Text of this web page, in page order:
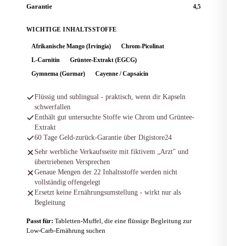
Garantie 4,5
WICHTIGE INHALTSSTOFFE
Afrikanische Mango (Irvingia)
Chrom-Picolinat
L-Carnitin
Grüntee-Extrakt (EGCG)
Gymnema (Gurmar)
Cayenne / Capsaicin
Flüssig und sublingual - praktisch, wenn dir Kapseln
schwerfallen
Enthält gut untersuchte Stoffe wie Chrom und Grüntee-
Extrakt
60 Tage Geld-zurück-Garantie über Digistore24
Sehr werbliche Verkaufsseite mit fiktivem „Arzt" und
übertriebenen Versprechen
Genaue Mengen der 22 Inhaltsstoffe werden nicht
vollständig offengelegt
Ersetzt keine Ernährungsumstellung - wirkt nur als
Begleitung
Passt für: Tabletten-Muffel, die eine flüssige Begleitung zur
Low-Carb-Ernährung suchen